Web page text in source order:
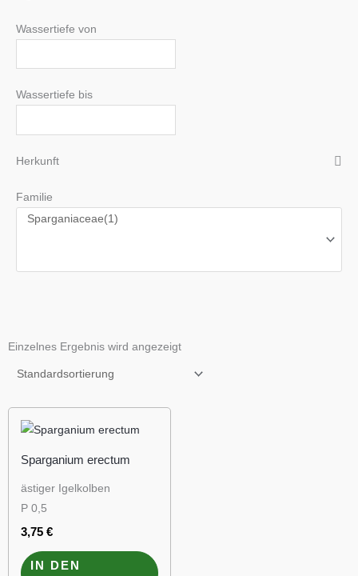
Wassertiefe von
Wassertiefe bis
Herkunft
Familie
Einzelnes Ergebnis wird angezeigt
Sparganium erectum
ästiger Igelkolben
P 0,5
3,75 €
IN DEN